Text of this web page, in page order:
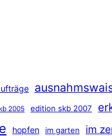
2005 edition skb 2007
hopfen im garten im